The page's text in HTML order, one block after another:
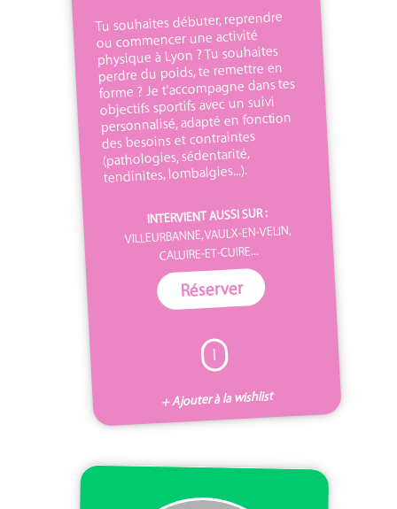
Tu souhaites débuter, reprendre
ou commencer une activité
physique à Lyon ? Tu souhaites
perdre du poids, te remettre en
forme ? Je t'accompagne dans tes
objectifs sportifs avec un suivi
personnalisé, adapté en fonction
des besoins et contraintes
(pathologies, sédentarité,
tendinites, lombalgies...).
INTERVIENT AUSSI SUR :
VILLEURBANNE, VAULX-EN-VELIN,
CALUIRE-ET-CUIRE...
Réserver
I
+ Ajouter à la wishlist